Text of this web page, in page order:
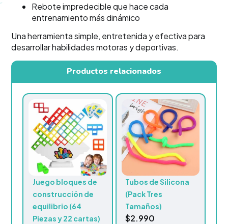
Rebote impredecible que hace cada
entrenamiento más dinámico
Una herramienta simple, entretenida y efectiva para
desarrollar habilidades motoras y deportivas.
Productos relacionados
Juego bloques de
construcción de
equilibrio (64
Piezas y 22 cartas)
Tubos de Silicona
(Pack Tres
Tamaños)
$2.990